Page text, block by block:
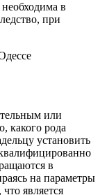
в
при
или
какого рода
установить
в
на параметры
является